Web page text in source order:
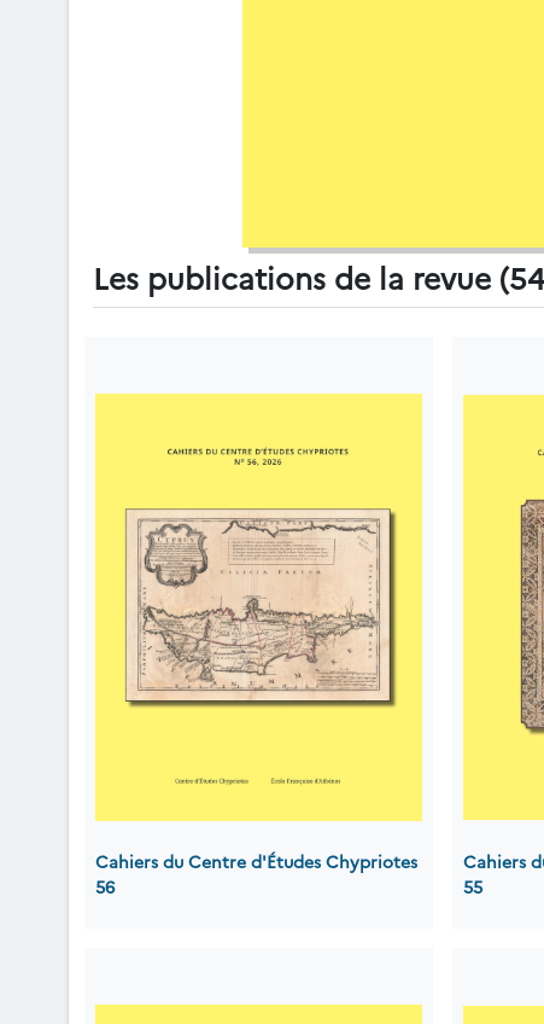
Les publications de la revue
Cahiers du Centre d'Études Chypriotes
56
Cahiers
55